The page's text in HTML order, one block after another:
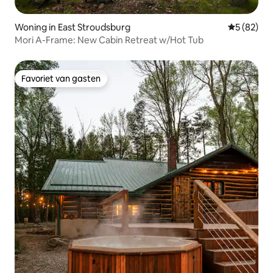
Woning in East Stroudsburg
5 (82)
Mori A-Frame: New Cabin Retreat w/Hot Tub
Favoriet van gasten
Favoriet van gasten